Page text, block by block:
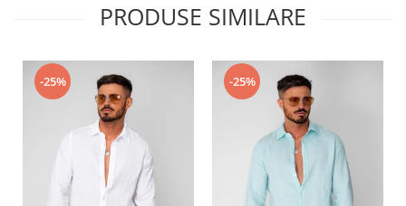
PRODUSE SIMILARE
-25% -25%